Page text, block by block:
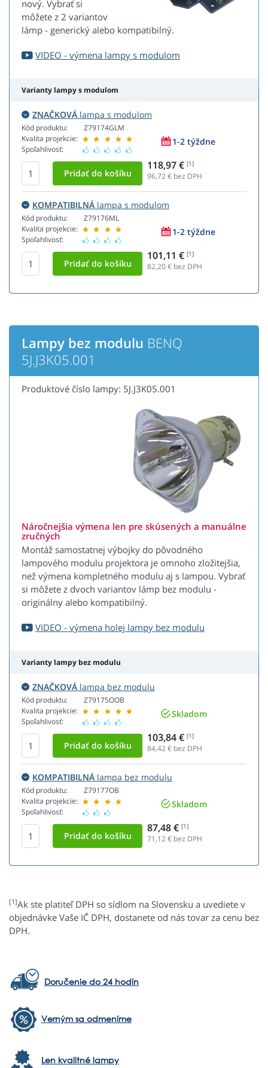
nový. Vybrať si
môžete z 2 variantov
lámp - generický alebo kompatibilný.
VIDEO - výmena lampy s modulom
Varianty lampy s modulom
ZNAČKOVÁ lampa s modulom
Kód produktu:
Kvalita projekcie:
Spoľahlivosť:
Z79174GLM
1-2 týždne
118,97 € [1]
96,72€ bez DPH
KOMPATIBILNÁ lampa s modulom
Kód produktu:
Kvalita projekcie:
Spoľahlivosť:
Z79176ML
1-2 týždne
101,11 € [1]
82,20€ bez DPH
Lampy bez modulu BENQ
5J.J3K05.001
Produktové číslo lampy: 5J.J3K05.001
Náročnejšia výmena len pre skúsených a manuálne
zručných
Montáž samostatnej výbojky do pôvodného
lampového modulu projektora je omnoho zložitejšia,
než výmena kompletného modulu aj s lampou. Vybrať
si môžete z dvoch variantov lámp bez modulu -
originálny alebo kompatibilný.
VIDEO - výmena holej lampy bez modulu
Varianty lampy bez modulu
ZNAČKOVÁ lampa bez modulu
Kód produktu:
Kvalita projekcie:
Spoľahlivosť:
Z79175OOB
Skladom
103,84 € [1]
84,42€ bez DPH
KOMPATIBILNÁ lampa bez modulu
Kód produktu:
Kvalita projekcie:
Spoľahlivosť:
Z79177OB
Skladom
87,48 € [1]
71,12€ bez DPH
[1]Ak ste platiteľ DPH so sídlom na Slovensku a uvediete v
objednávke Vaše IČ DPH, dostanete od nás tovar za cenu bez
DPH.
Doručenie do 24 hodín
Verným sa odmeníme
Len kvalitné lampy